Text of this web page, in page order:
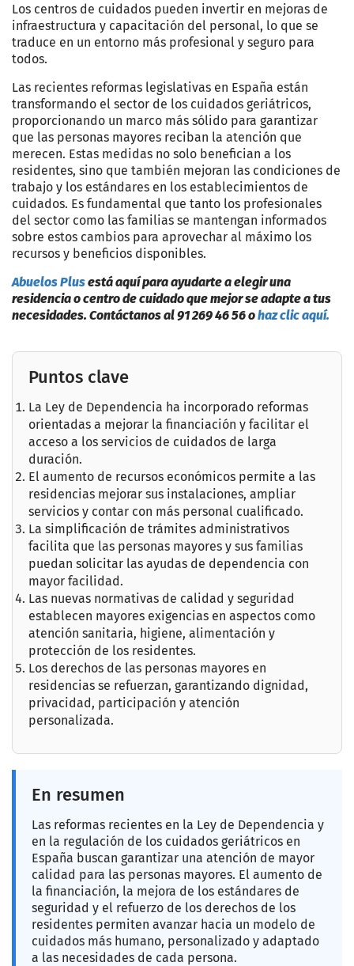
Los centros de cuidados pueden invertir en mejoras de
infraestructura y capacitación del personal, lo que se
traduce en un entorno más profesional y seguro para
todos.
Las recientes reformas legislativas en España están
transformando el sector de los cuidados geriátricos,
proporcionando un marco más sólido para garantizar
que las personas mayores reciban la atención que
merecen. Estas medidas no solo benefician a los
residentes, sino que también mejoran las condiciones de
trabajo y los estándares en los establecimientos de
cuidados. Es fundamental que tanto los profesionales
del sector como las familias se mantengan informados
sobre estos cambios para aprovechar al máximo los
recursos y beneficios disponibles.
Abuelos Plusestá aquí para ayudarte a elegir una
residencia o centro de cuidado que mejor se adapte a tus
necesidades. Contáctanos al 91 269 46 56 ohaz clic aquí.
Puntos clave
La Ley de Dependencia ha incorporado reformas
orientadas a mejorar la financiación y facilitar el
acceso a los servicios de cuidados de larga
duración.
El aumento de recursos económicos permite a las
residencias mejorar sus instalaciones, ampliar
servicios y contar con más personal cualificado.
La simplificación de trámites administrativos
facilita que las personas mayores y sus familias
puedan solicitar las ayudas de dependencia con
mayor facilidad.
Las nuevas normativas de calidad y seguridad
establecen mayores exigencias en aspectos como
atención sanitaria, higiene, alimentación y
protección de los residentes.
Los derechos de las personas mayores en
residencias se refuerzan, garantizando dignidad,
privacidad, participación y atención
personalizada.
En resumen
Las reformas recientes en la Ley de Dependencia y
en la regulación de los cuidados geriátricos en
España buscan garantizar una atención de mayor
calidad para las personas mayores. El aumento de
la financiación, la mejora de los estándares de
seguridad y el refuerzo de los derechos de los
residentes permiten avanzar hacia un modelo de
cuidados más humano, personalizado y adaptado
a las necesidades de cada persona.